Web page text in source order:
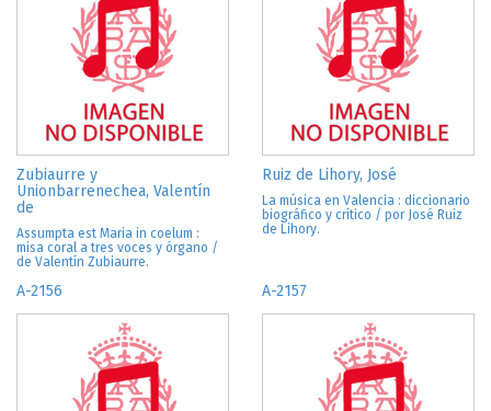
Zubiaurre y
Unionbarrenechea, Valentín
de
Assumpta est Maria in coelum :
misa coral a tres voces y órgano /
de Valentín Zubiaurre.
Ruiz de Lihory, José
La música en Valencia : diccionario
biográfico y crítico / por José Ruiz
de Lihory.
A-2156 A-2157